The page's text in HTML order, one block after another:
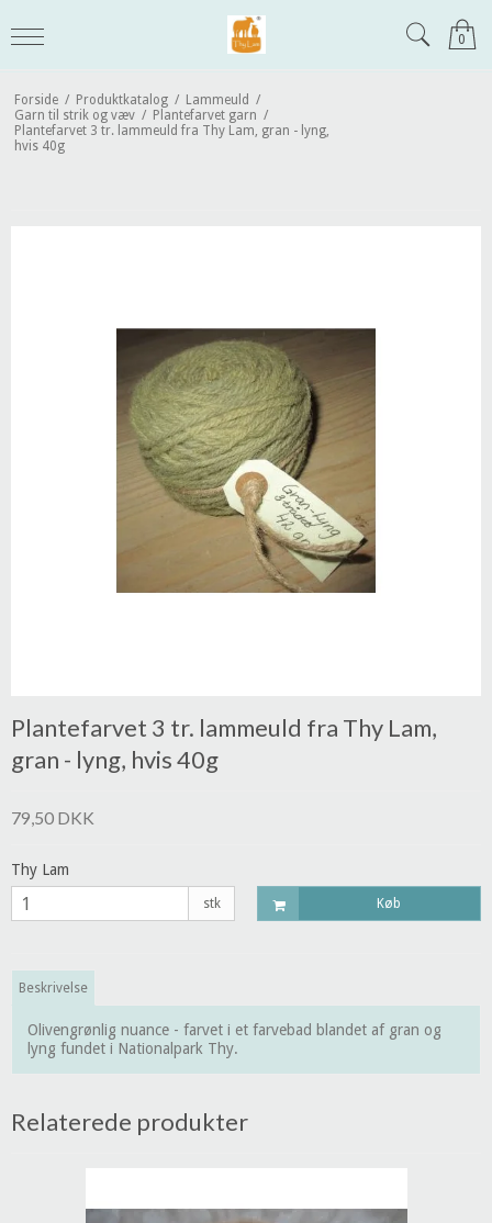
0
Forside / Produktkatalog / Lammeuld /
Garn til strik og væv / Plantefarvet garn /
Plantefarvet 3 tr. lammeuld fra Thy Lam, gran - lyng,
hvis 40g
Plantefarvet 3 tr. lammeuld fra Thy Lam,
gran - lyng, hvis 40g
79,50 DKK
Thy Lam
stk Køb
Beskrivelse
Olivengrønlig nuance - farvet i et farvebad blandet af gran og
lyng fundet i Nationalpark Thy.
Relaterede produkter